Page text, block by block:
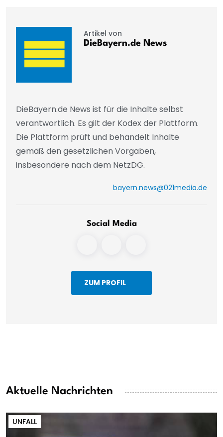
Artikel von
DieBayern.de News
DieBayern.de News ist für die Inhalte selbst
verantwortlich. Es gilt der Kodex der Plattform.
Die Plattform prüft und behandelt Inhalte
gemäß den gesetzlichen Vorgaben,
insbesondere nach dem NetzDG.
bayern.news@021media.de
Social Media
ZUM PROFIL
Aktuelle Nachrichten
UNFALL